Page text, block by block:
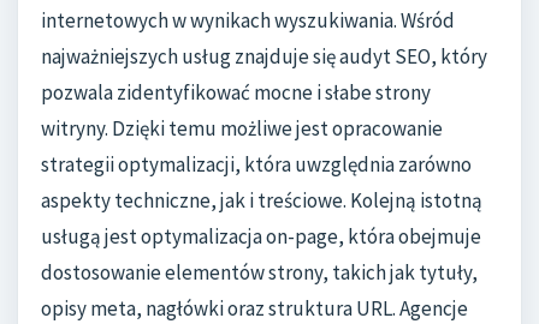
internetowych w wynikach wyszukiwania. Wśród
najważniejszych usług znajduje się audyt SEO, który
pozwala zidentyfikować mocne i słabe strony
witryny. Dzięki temu możliwe jest opracowanie
strategii optymalizacji, która uwzględnia zarówno
aspekty techniczne, jak i treściowe. Kolejną istotną
usługą jest optymalizacja on-page, która obejmuje
dostosowanie elementów strony, takich jak tytuły,
opisy meta, nagłówki oraz struktura URL. Agencje